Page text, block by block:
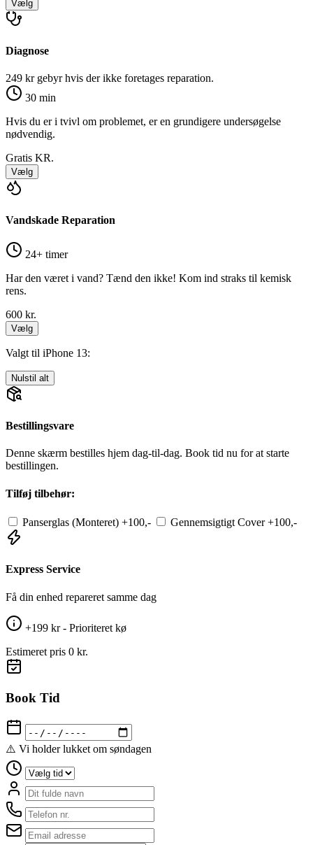
Vælg
Diagnose
249 kr gebyr hvis der ikke foretages reparation.
30 min
Hvis du er i tvivl om problemet, er en grundigere undersøgelse
nødvendig.
Gratis KR.
Vælg
Vandskade Reparation
24+ timer
Har den været i vand? Tænd den ikke! Kom ind straks til kemisk
rens.
600 kr.
Vælg
Valgt til iPhone 13:
Nulstil alt
Bestillingsvare
Denne skærm bestilles hjem dag-til-dag. Book tid nu for at starte
bestillingen.
Tilføj tilbehør:
Panserglas (Monteret) +100,- Gennemsigtigt Cover +100,-
Express Service
Få din enhed repareret samme dag
+199 kr - Prioriteret kø
Estimeret pris 0 kr.
Book Tid
⚠️ Vi holder lukket om søndagen